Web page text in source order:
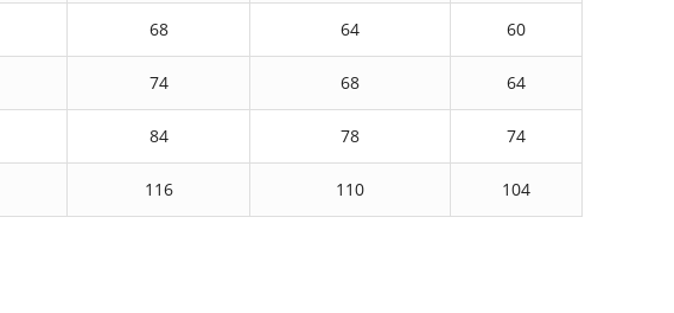
68 64 60
74 68 64
84 78 74
116 110 104